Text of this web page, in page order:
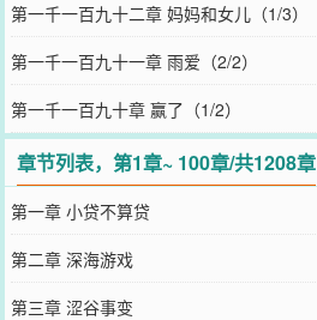
第一千一百九十二章 妈妈和女儿（1/3）
第一千一百九十一章 雨爱（2/2）
第一千一百九十章 赢了（1/2）
章节列表，第1章~ 100章/共1208章
第一章 小贷不算贷
第二章 深海游戏
第三章 涩谷事变